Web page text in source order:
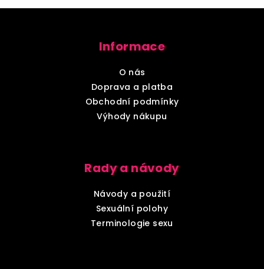
Informace
O nás
Doprava a platba
Obchodní podmínky
Výhody nákupu
Rady a návody
Návody a použití
Sexuální polohy
Terminologie sexu